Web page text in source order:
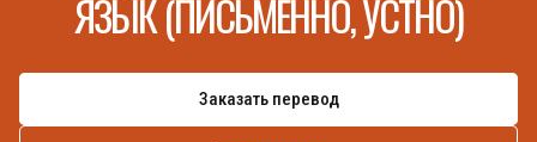
ЯЗЫК (ПИСЬМЕННО, УСТНО)
Заказать перевод